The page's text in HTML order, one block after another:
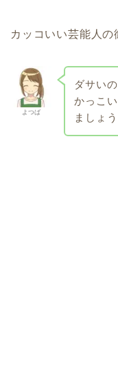
カッコいい芸能人
よつば
ダサい
かっこ
ましょ